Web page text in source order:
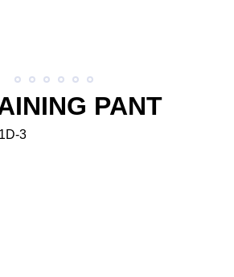
PANT
3